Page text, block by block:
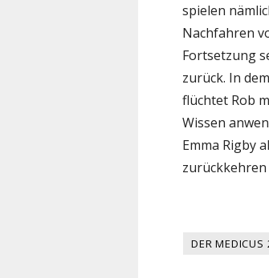
spielen
Nachfahren
Fortsetzung
zurück. In
flüchtet Rob
Wissen
Emma Rigby
DER MEDICUS